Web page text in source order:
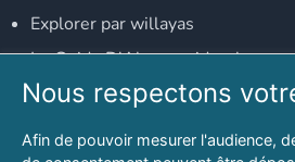
Explorer par willayas
Le Guide D'Alger, guide-
NOS RÉSEAUX SOCIAUX
Notre page Facebook
Nous respectons
Afin de pouvoir mesurer l'audience,